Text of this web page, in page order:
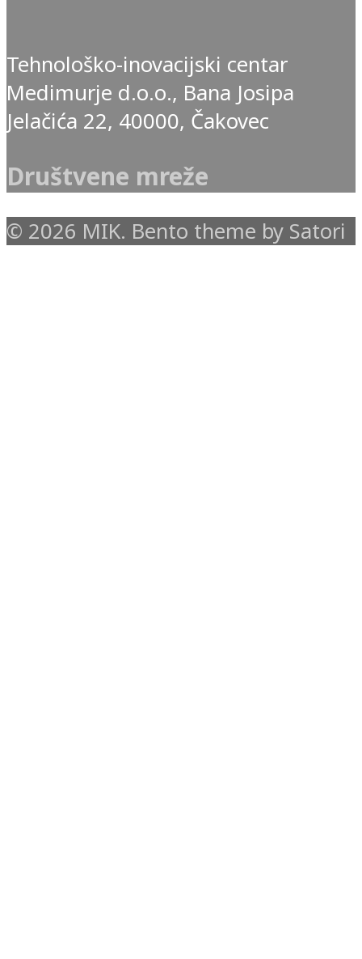
Tehnološko-inovacijski centar
Medimurje d.o.o., Bana Josipa
Jelačića 22, 40000, Čakovec
Društvene mreže
© 2026 MIK. Bento theme by Satori